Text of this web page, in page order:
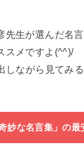
先生が選んだ名
スメですよ(^^)/
しながら見てみ
妙な名言集」の最